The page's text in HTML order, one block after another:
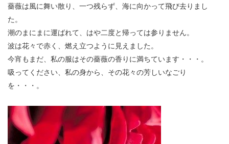
薔薇は風に舞い散り、一つ残らず、海に向かって飛び去りまし
た。
潮のまにまに運ばれて、はや二度と帰っては参りません。
波は花々で赤く、燃え立つように見えました。
今宵もまだ、私の服はその薔薇の香りに満ちています・・・。
吸ってください、私の身から、その花々の芳しいなごり
を・・・。